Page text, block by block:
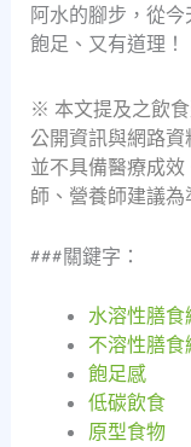
阿水的腳步，從
飽足、又有道理！
※ 本文提及之飲
公開資訊與網路資
並不具備醫療成
師、營養師建議為
###關鍵字：
水溶性膳食
不溶性膳食
飽足感
低碳飲食
原型食物